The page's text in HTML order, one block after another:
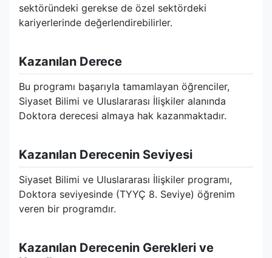
sektöründeki gerekse de özel sektördeki
kariyerlerinde değerlendirebilirler.
Kazanılan Derece
Bu programı başarıyla tamamlayan öğrenciler,
Siyaset Bilimi ve Uluslararası İlişkiler alanında
Doktora derecesi almaya hak kazanmaktadır.
Kazanılan Derecenin Seviyesi
Siyaset Bilimi ve Uluslararası İlişkiler programı,
Doktora seviyesinde (TYYÇ 8. Seviye) öğrenim
veren bir programdır.
Kazanılan Derecenin Gerekleri ve